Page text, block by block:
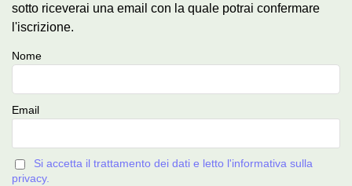
sotto riceverai una email con la quale potrai confermare
l'iscrizione.
Nome
Email
Si accetta il trattamento dei dati e letto l'informativa sulla
privacy.